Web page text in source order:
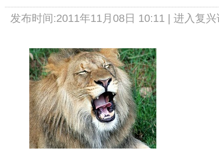
发布时间:2011年11月08日 10:11 | 进入复兴